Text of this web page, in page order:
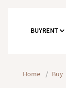
BUYRENT
Home / Buy